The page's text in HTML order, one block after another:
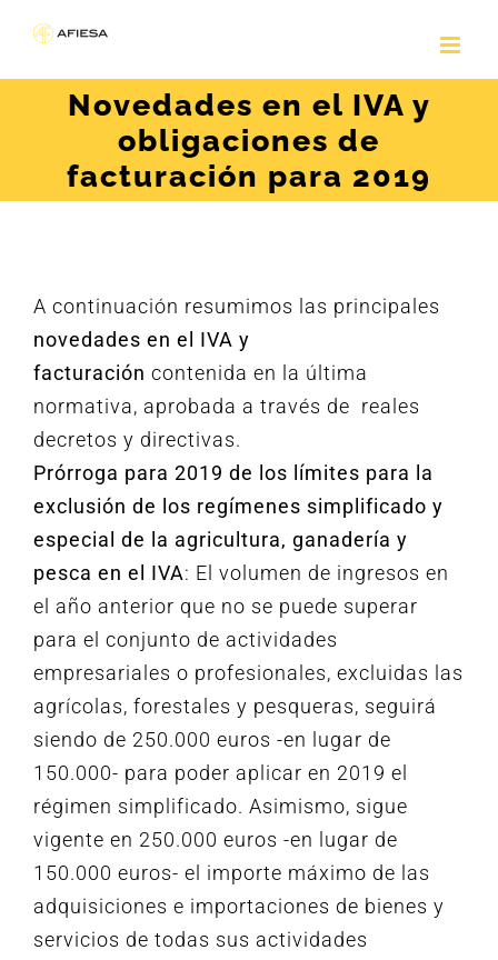
contenido
Novedades en el IVA y
obligaciones de
facturación para 2019
A continuación resumimos las principales
novedades en el IVA y
facturación contenida en la última
normativa, aprobada a través de reales
decretos y directivas.
Prórroga para 2019 de los límites para la
exclusión de los regímenes simplificado y
especial de la agricultura, ganadería y
pesca en el IVA: El volumen de ingresos en
el año anterior que no se puede superar
para el conjunto de actividades
empresariales o profesionales, excluidas las
agrícolas, forestales y pesqueras, seguirá
siendo de 250.000 euros -en lugar de
150.000- para poder aplicar en 2019 el
régimen simplificado. Asimismo, sigue
vigente en 250.000 euros -en lugar de
150.000 euros- el importe máximo de las
adquisiciones e importaciones de bienes y
servicios de todas sus actividades